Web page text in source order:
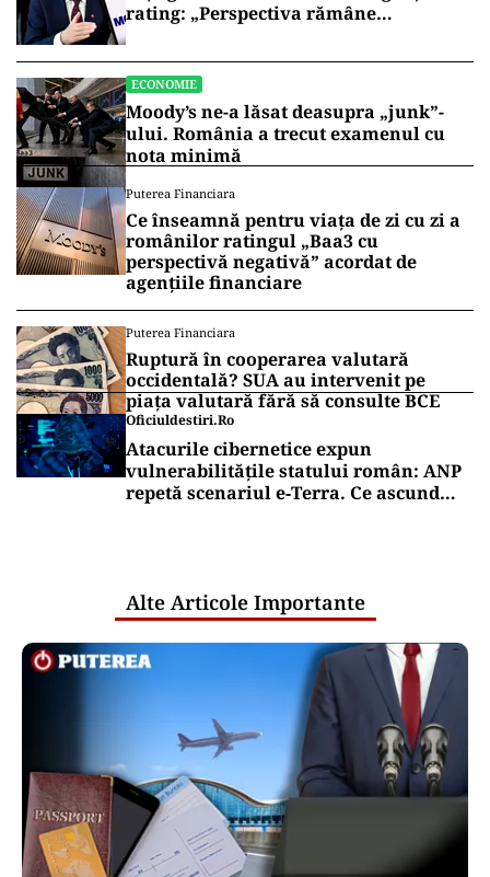
rating: „Perspectiva rămâne
ECONOMIE
Moody’s ne-a lăsat deasupra „junk”-
ului. România a trecut examenul cu
nota minimă
Puterea Financiara
Ce înseamnă pentru viața de zi cu zi a
românilor ratingul „Baa3 cu
perspectivă negativă” acordat de
agențiile financiare
Puterea Financiara
Ruptură în cooperarea valutară
occidentală? SUA au intervenit pe
piața valutară fără să consulte BCE
Oficiuldestiri.ro
Atacurile cibernetice expun
vulnerabilitățile statului român: ANP
repetă scenariul e‑Terra. Ce ascund
Alte Articole Importante